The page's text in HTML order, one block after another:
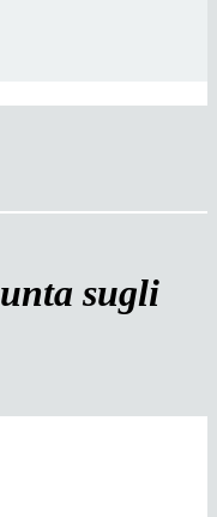
sugli